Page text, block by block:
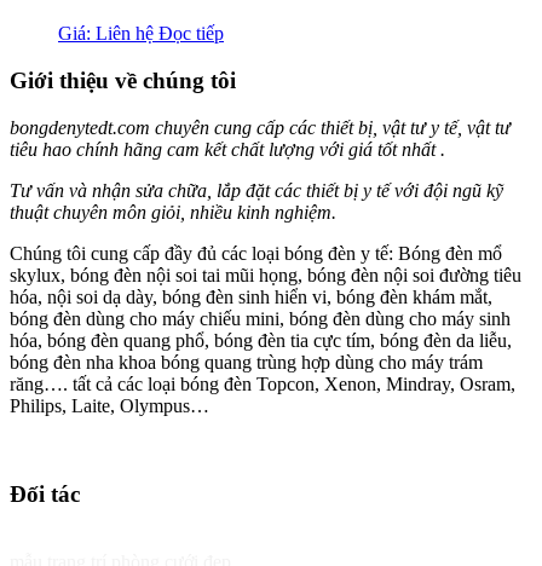
Giá: Liên hệ Đọc tiếp
Giới thiệu về chúng tôi
bongdenytedt.com chuyên cung cấp các thiết bị, vật tư y tế, vật tư
tiêu hao chính hãng cam kết chất lượng với giá tốt nhất .
Tư vấn và nhận sửa chữa, lắp đặt các thiết bị y tế với đội ngũ kỹ
thuật chuyên môn giỏi, nhiều kinh nghiệm.
Chúng tôi cung cấp đầy đủ các loại bóng đèn y tế: Bóng đèn mổ
skylux, bóng đèn nội soi tai mũi họng, bóng đèn nội soi đường tiêu
hóa, nội soi dạ dày, bóng đèn sinh hiển vi, bóng đèn khám mắt,
bóng đèn dùng cho máy chiếu mini, bóng đèn dùng cho máy sinh
hóa, bóng đèn quang phổ, bóng đèn tia cực tím, bóng đèn da liễu,
bóng đèn nha khoa bóng quang trùng hợp dùng cho máy trám
răng…. tất cả các loại bóng đèn Topcon, Xenon, Mindray, Osram,
Philips, Laite, Olympus…
Đối tác